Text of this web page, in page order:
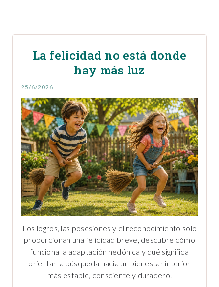
La felicidad no está donde
hay más luz
25/6/2026
Los logros, las posesiones y el reconocimiento solo
proporcionan una felicidad breve, descubre cómo
funciona la adaptación hedónica y qué significa
orientar la búsqueda hacia un bienestar interior
más estable, consciente y duradero.